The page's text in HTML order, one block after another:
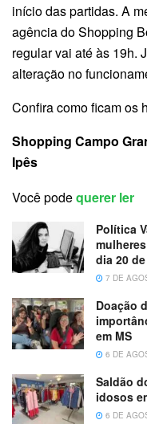
início das partidas. A
agência do Shopping
regular vai até às 19h.
alteração no
Confira como ficam os
Shopping Campo
Ipês
Você podequerer ler
Política
dia 20
7 DE
Doação
em MS
6 DE
Saldão
idosos
6 DE